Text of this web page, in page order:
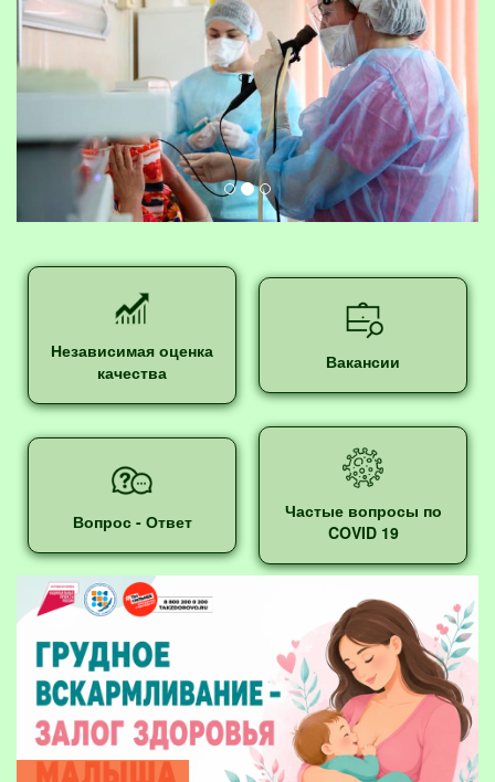
Независимая оценка
качества
Вакансии
Вопрос - Ответ
Частые вопросы по
COVID 19